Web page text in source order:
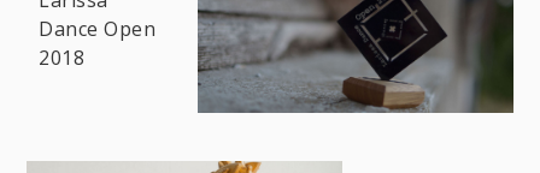
Dance Open
2018